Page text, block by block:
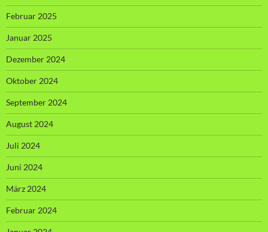
Februar 2025
Januar 2025
Dezember 2024
Oktober 2024
September 2024
August 2024
Juli 2024
Juni 2024
März 2024
Februar 2024